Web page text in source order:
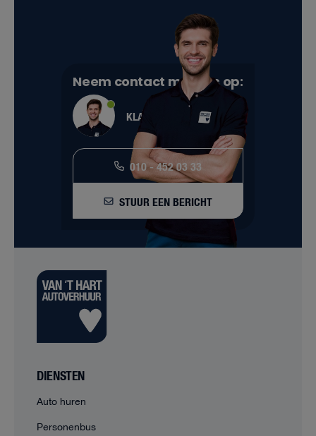
Neem contact met ons op:
KLANTENSERVICE
010 - 452 03 33
STUUR EEN BERICHT
DIENSTEN
Auto huren
Personenbus